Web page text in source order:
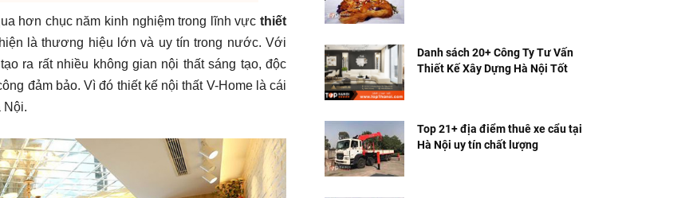
hơn chục năm kinh nghiệm trong lĩnh vựcthiết
là thương hiệu lớn và uy tín trong nước. Với
ra rất nhiều không gian nội thất sáng tạo, độc
đảm bảo. Vì đó thiết kế nội thất V-Home là cái
Nội.
Danh sách 20+ Công Ty Tư Vấn
Thiết Kế Xây Dựng Hà Nội Tốt
Top 21+ địa điểm thuê xe cẩu tại
Hà Nội uy tín chất lượng